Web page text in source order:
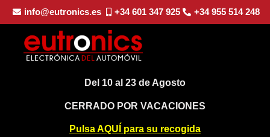
info@eutronics.es +34 601 347 925 +34 955 514 248
Del 10 al 23 de Agosto
CERRADO POR VACACIONES
Pulsa AQUÍ para su recogida